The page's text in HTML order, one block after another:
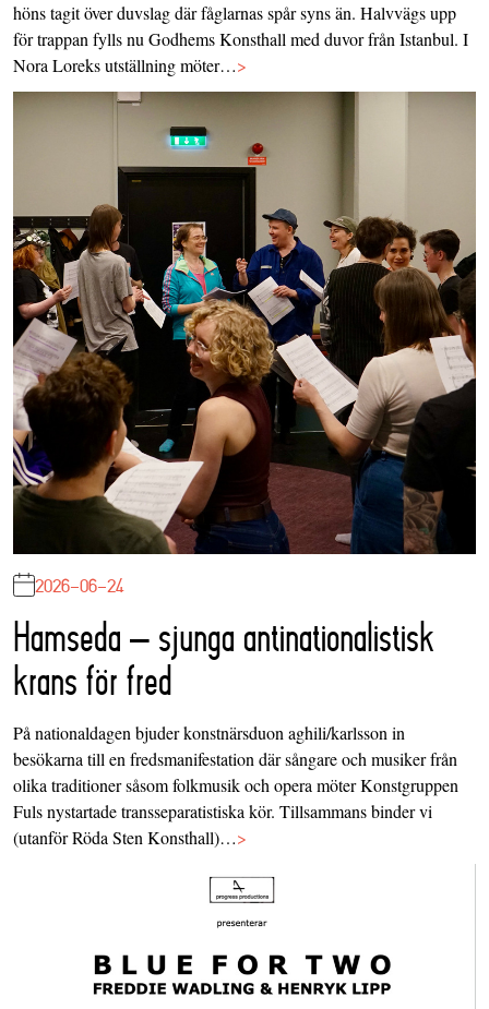
höns tagit över duvslag där fåglarnas spår syns än. Halvvägs upp
för trappan fylls nu Godhems Konsthall med duvor från Istanbul. I
Nora Loreks utställning möter…>
2026-06-24
Hamseda – sjunga antinationalistisk
krans för fred
På nationaldagen bjuder konstnärsduon aghili/karlsson in
besökarna till en fredsmanifestation där sångare och musiker från
olika traditioner såsom folkmusik och opera möter Konstgruppen
Fuls nystartade transseparatistiska kör. Tillsammans binder vi
(utanför Röda Sten Konsthall)…>